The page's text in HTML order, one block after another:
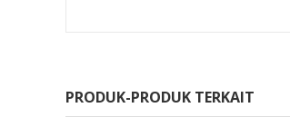
PRODUK-PRODUK TERKAIT